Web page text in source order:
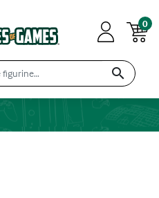

0